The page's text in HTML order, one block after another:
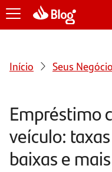
Início Seus
Empréstimo
veículo:
baixas e